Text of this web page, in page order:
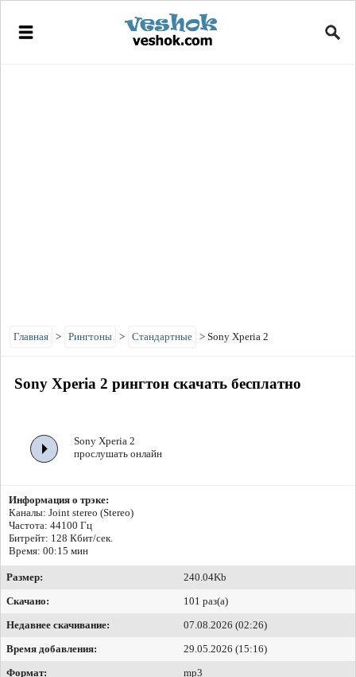
Главная > Рингтоны > Стандартные > Sony Xperia 2
Sony Xperia 2 рингтон скачать бесплатно
Sony Xperia 2
прослушать онлайн
Информация о трэке:
Каналы: Joint stereo (Stereo)
Частота: 44100 Гц
Битрейт: 128 Кбит/сек.
Время: 00:15 мин
Размер:
240.04Kb
Скачано:
101 раз(а)
Недавнее скачивание:
07.08.2026 (02:26)
Время добавления:
29.05.2026 (15:16)
Формат:
mp3